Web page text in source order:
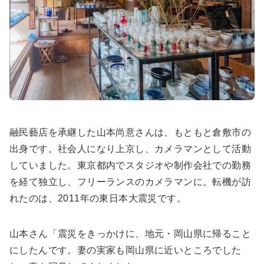
融民藝店を承継した山本尚意さんは、もともと倉敷市の
出身です。社会人になり上京し、カメラマンとして活動
していました。東京都内でスタジオや制作会社での勤務
を経て独立し、フリーランスのカメラマンに。転機が訪
れたのは、2011年の東日本大震災です。
山本さん「震災をきっかけに、地元・岡山県に帰ること
にしたんです。妻の実家も岡山県に近いところでした